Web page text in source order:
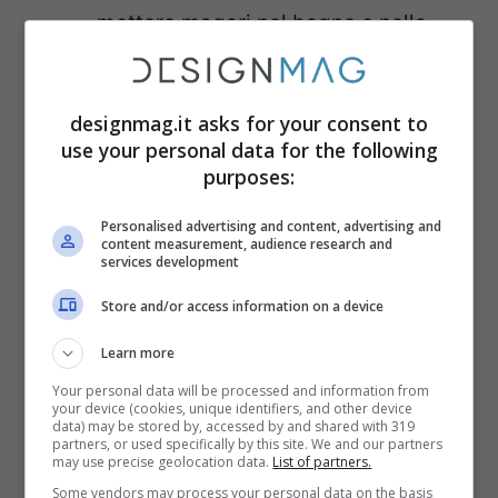
mettere magari nel bagno o nella
cucina;
realizzare dei piccoli tappeti da
poter mettere in ogni ambiente di
Tovagliette per la colazione: basterà
tagliare le tende per ottenere subito
delle comode tovagliette per la
prima colazione e non solo;
Sacchetti per armadi e cassetti
dopo aver tagliato i lembi di stoffa si
dovranno cucire per creare dei
piccoli sacchettini profumati da
designmag.it asks for your consent to
use your personal data for the following
purposes:
Personalised advertising and content, advertising and
content measurement, audience research and
services development
Store and/or access information on a device
Learn more
Your personal data will be processed and information from
your device (cookies, unique identifiers, and other device
data) may be stored by, accessed by and shared with 319
partners, or used specifically by this site. We and our partners
may use precise geolocation data. List of partners.
Some vendors may process your personal data on the basis